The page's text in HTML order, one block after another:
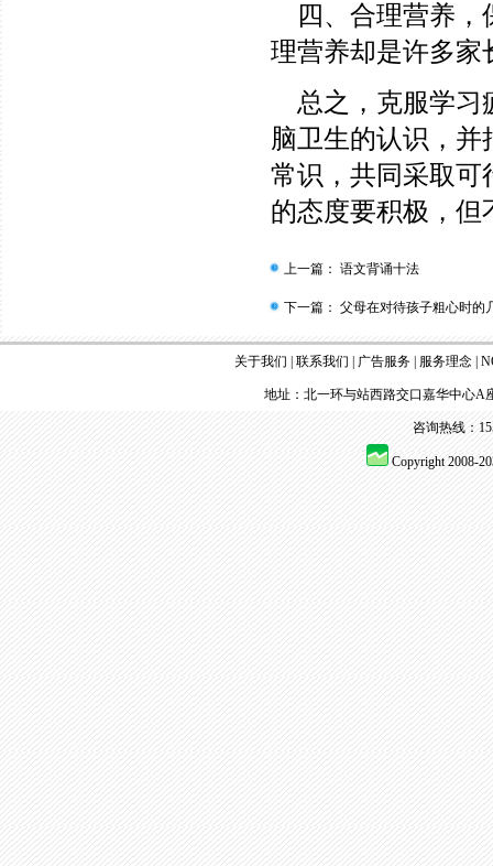
四、合理营养，
理营养却是许多家
总之，克服学习
脑卫生的认识，
常识，共同采取可
的态度要积极，但
上一篇： 语文背诵十法
下一篇： 父母在对待孩子粗心时的
关于我们 联系我们 广告服务| 服务理念|
地址：北一环与站西路交口嘉华中心
咨询热线：
Copyright 2008-